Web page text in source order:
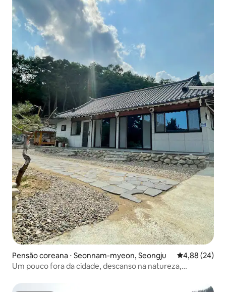
Pensão coreana ⋅ Seonnam-myeon, Seongju 4,88 de uma
4,88 (24)
Um pouco fora da cidade, descanso na natureza,
tive um bom descanso